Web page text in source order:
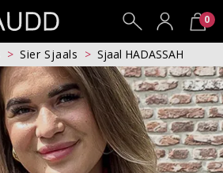
0
Sier Sjaals Sjaal HADASSAH